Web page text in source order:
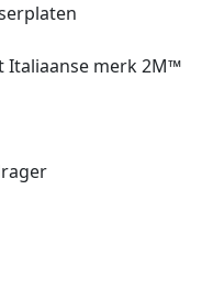
Italiaanse merk 2M™